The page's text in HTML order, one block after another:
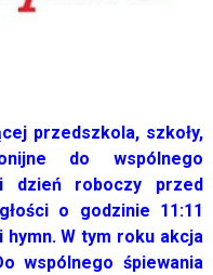
przedszkola, szkoły,
do wspólnego
dzień roboczy przed
o godzinie 11:11
W tym roku akcja
wspólnego śpiewania